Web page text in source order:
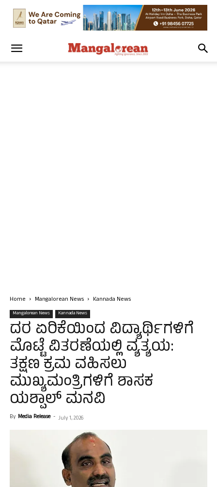
Home Mangalorean News Kannada News
Mangalorean News Kannada News
ದರ ಏರಿಕೆಯಿಂದ ವಿದ್ಯಾರ್ಥಿಗಳಿಗೆ
ಮೊಟ್ಟೆ ವಿತರಣೆಯಲ್ಲಿ ವ್ಯತ್ಯಯ:
ತಕ್ಷಣ ಕ್ರಮ ವಹಿಸಲು
ಮುಖ್ಯಮಂತ್ರಿಗಳಿಗೆ ಶಾಸಕ
ಯಶ್ಪಾಲ್ ಮನವಿ
By Media Release - July 1, 2026